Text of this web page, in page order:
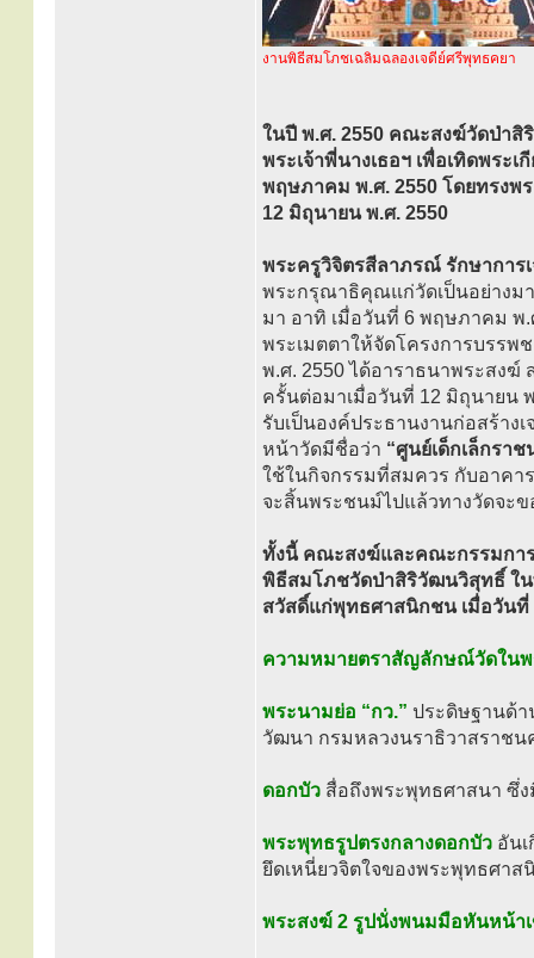
งานพิธีสมโภชเฉลิมฉลองเจดีย์ศรีพุทธคยา
ในปี พ.ศ. 2550 คณะสงฆ์วัดป่าสิ
พระเจ้าพี่นางเธอฯ เพื่อเทิดพระ
พฤษภาคม พ.ศ. 2550 โดยทรงพ
12 มิถุนายน พ.ศ. 2550
พระครูวิจิตรสีลาภรณ์ รักษาการ
พระกรุณาธิคุณแก่วัดเป็นอย่างม
มา อาทิ เมื่อวันที่ 6 พฤษภาคม พ.
พระเมตตาให้จัดโครงการบรรพ
พ.ศ. 2550 ได้อาราธนาพระสงฆ์
ครั้นต่อมาเมื่อวันที่ 12 มิถุนายน
รับเป็นองค์ประธานงานก่อสร้าง
หน้าวัดมีชื่อว่า “ศูนย์เด็กเล็กรา
ใช้ในกิจกรรมที่สมควร กับอาคา
จะสิ้นพระชนม์ไปแล้วทางวัดจะ
ทั้งนี้ คณะสงฆ์และคณะกรรมการ
พิธีสมโภชวัดป่าสิริวัฒนวิสุทธิ์ ใ
สวัสดิ์แก่พุทธศาสนิกชน เมื่อวันที่
ความหมายตราสัญลักษณ์วัดในพ
พระนามย่อ “กว.” ประดิษฐานด้า
วัฒนา กรมหลวงนราธิวาสราชน
ดอกบัว สื่อถึงพระพุทธศาสนา ซึ่
พระพุทธรูปตรงกลางดอกบัว อัน
ยึดเหนี่ยวจิตใจของพระพุทธศาส
พระสงฆ์ 2 รูปนั่งพนมมือหันหน้า